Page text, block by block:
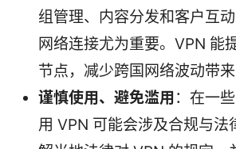
组管理、内容分发和客户互
网络连接尤为重要。VPN 能
节点，减少跨国网络波动带来
谨慎使用、避免滥用 ：在一
用 VPN 可能会涉及合规与法